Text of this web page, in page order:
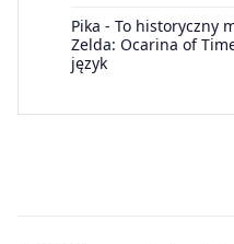
Pika - To historyczny
Zelda: Ocarina of
język